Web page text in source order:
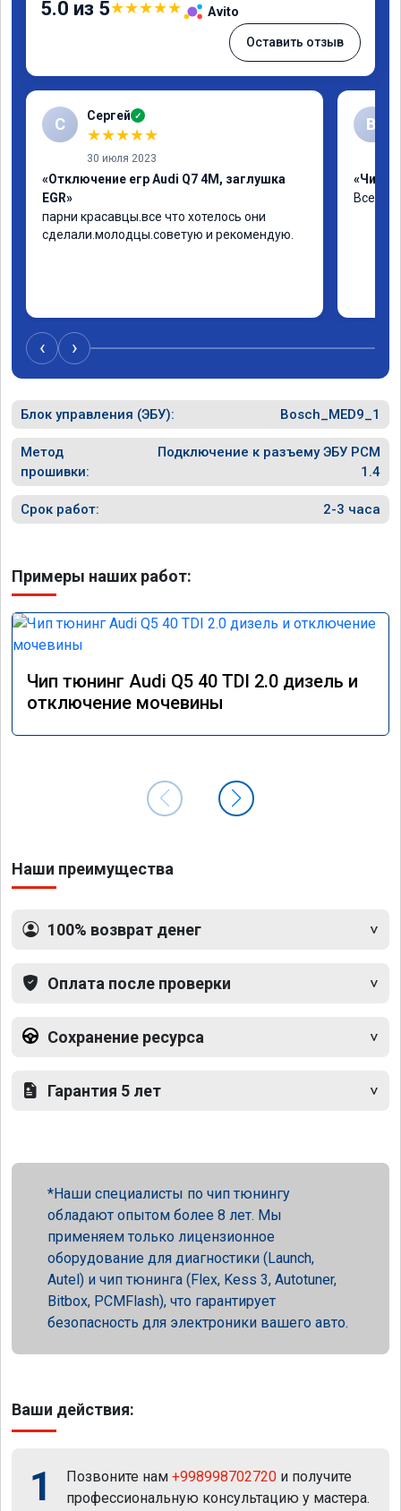
5.0 из 5★★★★★ Avito
Оставить отзыв
С Сергей ✓
★★★★★
30 июля 2023
«Отключение егр Audi Q7 4M, заглушка
EGR»
парни красавцы.все что хотелось они
сделали.молодцы.советую и рекомендую.
В
«Чип
Все
‹ ›
Блок управления (ЭБУ): Bosch_MED9_1
Метод
прошивки:
Подключение к разъему ЭБУ PCM
1.4
Срок работ: 2-3 часа
Примеры наших работ:
Чип тюнинг Audi Q5 40 TDI 2.0 дизель и
отключение мочевины
Наши преимущества
100% возврат денег
Оплата после проверки
Сохранение ресурса
Гарантия 5 лет
Наши специалисты по чип тюнингу
обладают опытом более 8 лет. Мы
применяем только лицензионное
оборудование для диагностики (Launch,
Autel) и чип тюнинга (Flex, Kess 3, Autotuner,
Bitbox, PCMFlash), что гарантирует
безопасность для электроники вашего авто.
Ваши действия:
1 Позвоните нам +998998702720 и получите
профессиональную консультацию у мастера.